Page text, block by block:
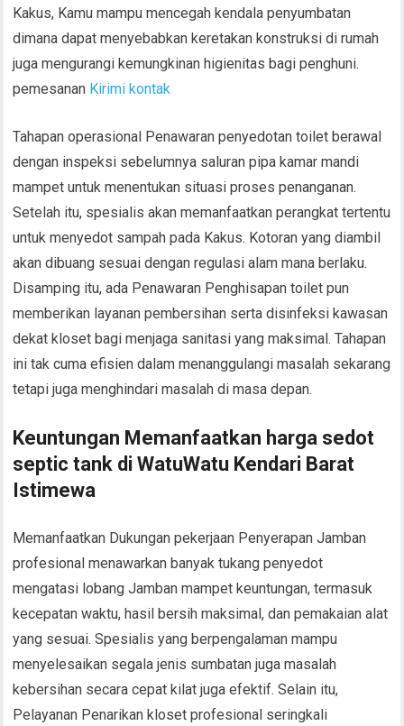
Kakus, Kamu mampu mencegah kendala penyumbatan
dimana dapat menyebabkan keretakan konstruksi di rumah
juga mengurangi kemungkinan higienitas bagi penghuni.
pemesanan Kirimi kontak
Tahapan operasional Penawaran penyedotan toilet berawal
dengan inspeksi sebelumnya saluran pipa kamar mandi
mampet untuk menentukan situasi proses penanganan.
Setelah itu, spesialis akan memanfaatkan perangkat tertentu
untuk menyedot sampah pada Kakus. Kotoran yang diambil
akan dibuang sesuai dengan regulasi alam mana berlaku.
Disamping itu, ada Penawaran Penghisapan toilet pun
memberikan layanan pembersihan serta disinfeksi kawasan
dekat kloset bagi menjaga sanitasi yang maksimal. Tahapan
ini tak cuma efisien dalam menanggulangi masalah sekarang
tetapi juga menghindari masalah di masa depan.
Keuntungan Memanfaatkan harga sedot
septic tank di WatuWatu Kendari Barat
Istimewa
Memanfaatkan Dukungan pekerjaan Penyerapan Jamban
profesional menawarkan banyak tukang penyedot
mengatasi lobang Jamban mampet keuntungan, termasuk
kecepatan waktu, hasil bersih maksimal, dan pemakaian alat
yang sesuai. Spesialis yang berpengalaman mampu
menyelesaikan segala jenis sumbatan juga masalah
kebersihan secara cepat kilat juga efektif. Selain itu,
Pelayanan Penarikan kloset profesional seringkali